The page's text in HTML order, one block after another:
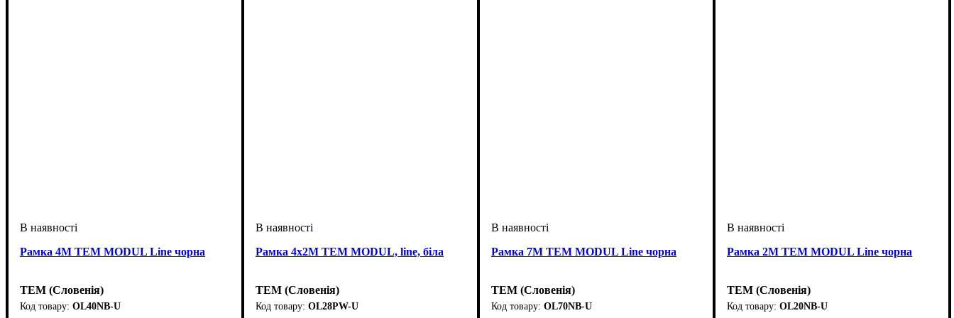
Рамка 4М TEM MODUL Line чорна
TEM (Словенія)
OL40NB-U
Рамка 4х2М ТЕМ MODUL, line, біла
TEM (Словенія)
OL28PW-U
Рамка 7М TEM MODUL Line чорна
TEM (Словенія)
OL70NB-U
Рамка 2М TEM MODUL Line чорна
TEM (Словенія)
OL20NB-U